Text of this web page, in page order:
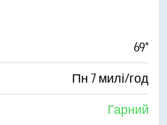
52° F
8 (Яскраво)
3%
69°
Пн 7 милі/год
Гарний